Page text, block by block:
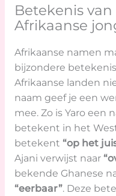
Betekenis
Afrikaanse
Afrikaanse namen
bijzondere
Afrikaanse landen
naam geef je een
mee. Zo is Yaro een
betekent in het
betekent “op het
Ajani verwijst naar
bekende Ghanese
“eerbaar”. Deze